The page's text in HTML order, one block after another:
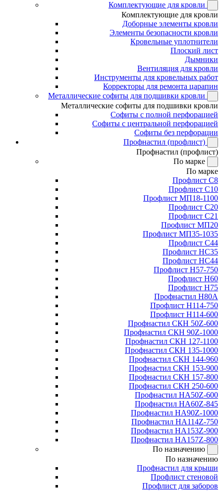
Комплектующие для кровли
Комплектующие для кровли
Доборные элементы кровли
Элементы безопасности кровли
Кровельные уплотнители
Плоский лист
Дымники
Вентиляция для кровли
Инструменты для кровельных работ
Корректоры для ремонта царапин
Металлические софиты для подшивки кровли
Металлические софиты для подшивки кровли
Софиты с полной перфорацией
Софиты с центральной перфорацией
Софиты без перфорации
Профнастил (профлист)
Профнастил (профлист)
По марке
По марке
Профлист С8
Профлист С10
Профлист МП18-1100
Профлист С20
Профлист С21
Профлист МП20
Профлист МП35-1035
Профлист С44
Профлист НС35
Профлист НС44
Профлист Н57-750
Профлист Н60
Профлист Н75
Профнастил Н80А
Профлист Н114-750
Профлист Н114-600
Профнастил СКН 50Z-600
Профнастил СКН 90Z-1000
Профнастил СКН 127-1100
Профнастил СКН 135-1000
Профнастил СКН 144-960
Профнастил СКН 153-900
Профнастил СКН 157-800
Профнастил СКН 250-600
Профнастил НА50Z-600
Профнастил НА60Z-845
Профнастил НА90Z-1000
Профнастил НА114Z-750
Профнастил НА153Z-900
Профнастил НА157Z-800
По назначению
По назначению
Профнастил для крыши
Профлист стеновой
Профлист для заборов